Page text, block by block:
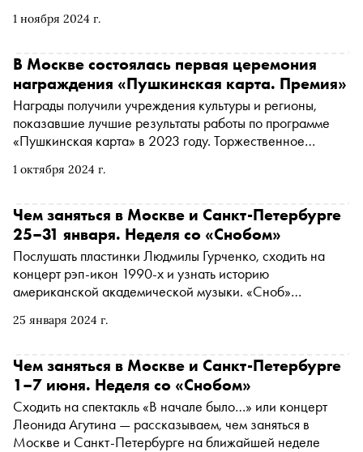
1 ноября 2024 г.
коллектива «Кукрыниксы», в Музее Москвы
Москвы тоже есть чем заняться — в Петербурге изучают
оттенки льда, а в Суздале развязывают узел
абстракционизма. Подробности — в материале «Сноба»
1 октября 2024 г.
В Москве состоялась первая церемония
награждения «Пушкинская карта. Премия»
Награды получили учреждения культуры и регионы,
показавшие лучшие результаты работы по программе
«Пушкинская карта» в 2023 году. Торжественное
особняке Дом Пашкова. Церемония «Пушкинская карта.
и АНО «Национальные приоритеты»
25 января 2024 г.
Чем заняться в Москве и Санкт-Петербурге
25–31 января. Неделя со «Снобом»
Послушать пластинки Людмилы Гурченко, сходить на
концерт рэп-икон 1990-х и узнать историю
американской академической музыки. «Сноб»
ближайшей неделе
Чем заняться в Москве и Санкт-Петербурге
1–7 июня. Неделя со «Снобом»
Сходить на спектакль «В начале было…» или концерт
Леонида Агутина — рассказываем, чем заняться в
Москве и Санкт-Петербурге на ближайшей неделе